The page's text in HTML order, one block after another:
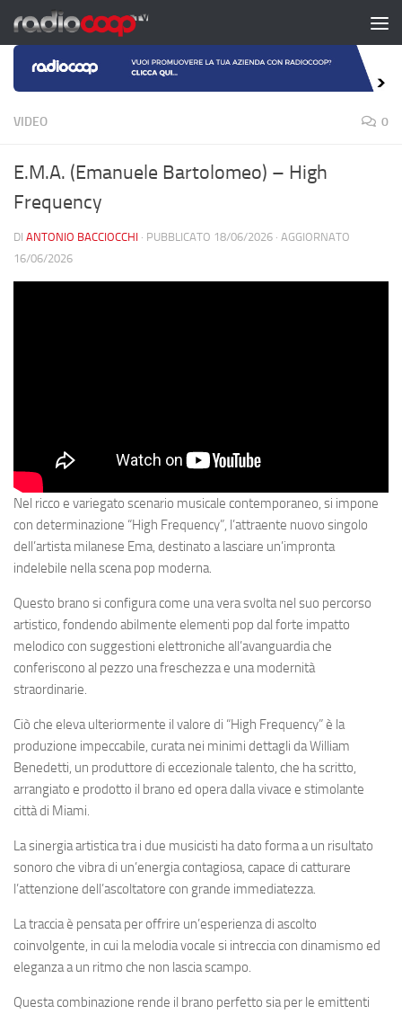
Salta al contenuto
VIDEO 0
E.M.A. (Emanuele Bartolomeo) – High
Frequency
DI ANTONIO BACCIOCCHI · PUBBLICATO 18/06/2026 · AGGIORNATO
16/06/2026
Nel ricco e variegato scenario musicale contemporaneo, si impone
con determinazione “High Frequency”, l’attraente nuovo singolo
dell’artista milanese Ema, destinato a lasciare un’impronta
indelebile nella scena pop moderna.
Questo brano si configura come una vera svolta nel suo percorso
artistico, fondendo abilmente elementi pop dal forte impatto
melodico con suggestioni elettroniche all’avanguardia che
conferiscono al pezzo una freschezza e una modernità
straordinarie.
Ciò che eleva ulteriormente il valore di “High Frequency” è la
produzione impeccabile, curata nei minimi dettagli da William
Benedetti, un produttore di eccezionale talento, che ha scritto,
arrangiato e prodotto il brano ed opera dalla vivace e stimolante
città di Miami.
La sinergia artistica tra i due musicisti ha dato forma a un risultato
sonoro che vibra di un’energia contagiosa, capace di catturare
l’attenzione dell’ascoltatore con grande immediatezza.
La traccia è pensata per offrire un’esperienza di ascolto
coinvolgente, in cui la melodia vocale si intreccia con dinamismo ed
eleganza a un ritmo che non lascia scampo.
Questa combinazione rende il brano perfetto sia per le emittenti